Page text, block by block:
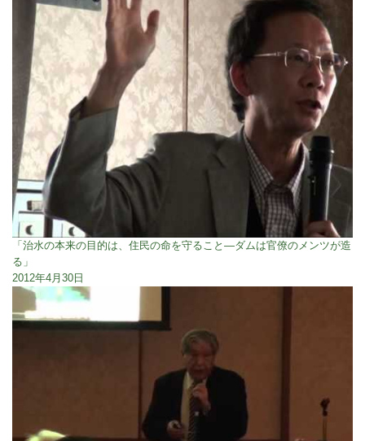
「治水の本来の目的は、住民の命を守ること―ダムは官僚のメンツが造
る」
2012年4月30日